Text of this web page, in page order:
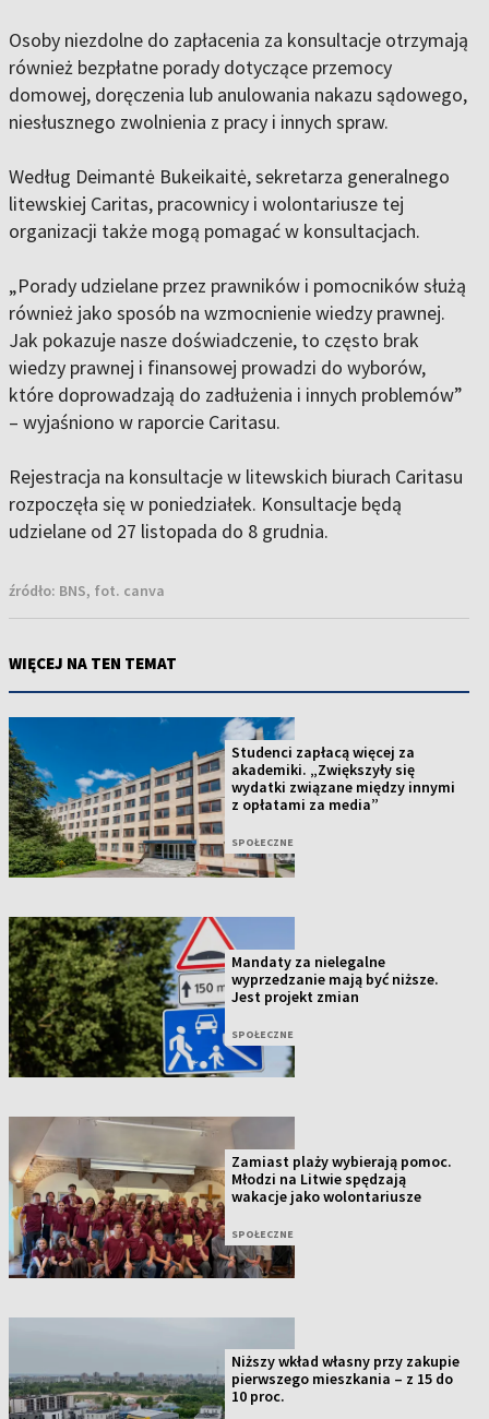
Osoby niezdolne do zapłacenia za konsultacje otrzymają
również bezpłatne porady dotyczące przemocy
domowej, doręczenia lub anulowania nakazu sądowego,
niesłusznego zwolnienia z pracy i innych spraw.
Według Deimantė Bukeikaitė, sekretarza generalnego
litewskiej Caritas, pracownicy i wolontariusze tej
organizacji także mogą pomagać w konsultacjach.
„Porady udzielane przez prawników i pomocników służą
również jako sposób na wzmocnienie wiedzy prawnej.
Jak pokazuje nasze doświadczenie, to często brak
wiedzy prawnej i finansowej prowadzi do wyborów,
które doprowadzają do zadłużenia i innych problemów”
– wyjaśniono w raporcie Caritasu.
Rejestracja na konsultacje w litewskich biurach Caritasu
rozpoczęła się w poniedziałek. Konsultacje będą
udzielane od 27 listopada do 8 grudnia.
źródło: BNS, fot. canva
WIĘCEJ NA TEN TEMAT
Studenci zapłacą więcej za
akademiki. „Zwiększyły się
wydatki związane między innymi
z opłatami za media”
SPOŁECZNE
Mandaty za nielegalne
wyprzedzanie mają być niższe.
Jest projekt zmian
SPOŁECZNE
Zamiast plaży wybierają pomoc.
Młodzi na Litwie spędzają
wakacje jako wolontariusze
SPOŁECZNE
Niższy wkład własny przy zakupie
pierwszego mieszkania – z 15 do
10 proc.